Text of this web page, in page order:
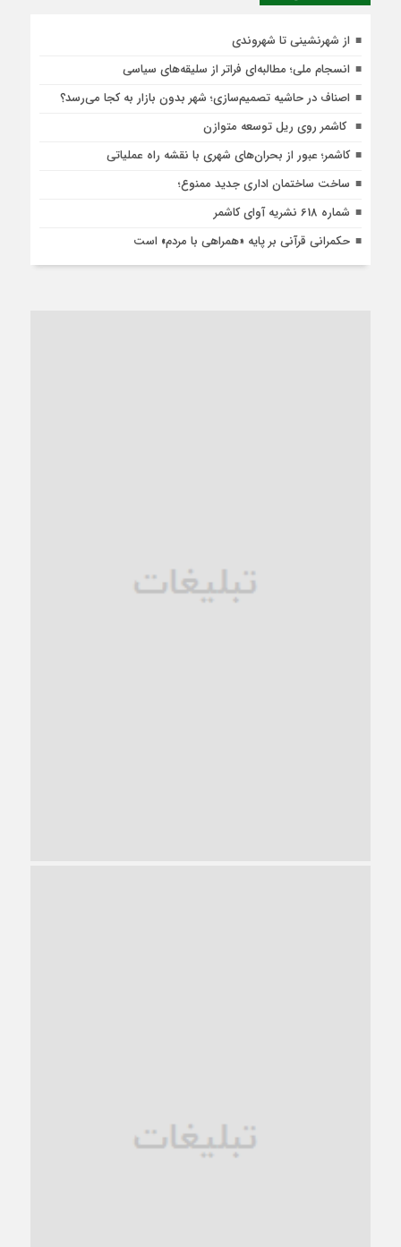
از شهرنشینی تا شهروندی
انسجام ملی؛ مطالبه‌ای فراتر از سلیقه‌های سیاسی
اصناف در حاشیه تصمیم‌سازی؛ شهر بدون بازار به کجا می‌رسد؟
کاشمر روی ریل توسعه متوازن
کاشمر؛ عبور از بحران‌های شهری با نقشه راه عملیاتی
ساخت ساختمان اداری جدید ممنوع؛
شماره 618 نشریه آوای کاشمر
حکمرانی قرآنی بر پایه «همراهی با مردم» است